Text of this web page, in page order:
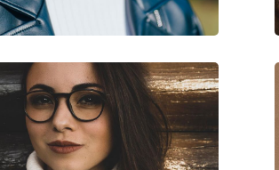
Prada
0PR 20ZV 11R1O1